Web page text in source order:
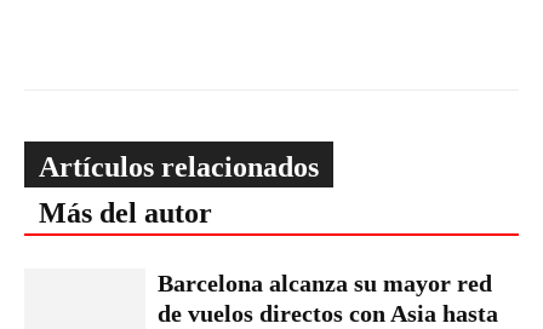
Artículos relacionados
Más del autor
Barcelona alcanza su mayor red
de vuelos directos con Asia hasta